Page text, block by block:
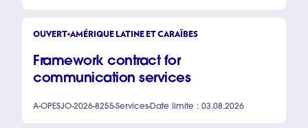
OUVERT AMÉRIQUE LATINE ET CARAÏBES
Framework contract for
communication services
A-OPESJO-2026-8255Services Date limite : 03.08.2026